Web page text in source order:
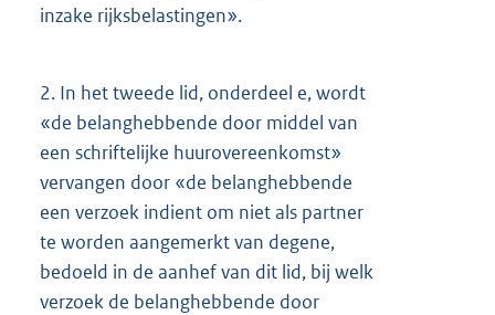
inzake rijksbelastingen».
2. In het tweede lid, onderdeel e, wordt
«de belanghebbende door middel van
een schriftelijke huurovereenkomst»
vervangen door «de belanghebbende
een verzoek indient om niet als partner
te worden aangemerkt van degene,
bedoeld in de aanhef van dit lid, bij welk
verzoek de belanghebbende door